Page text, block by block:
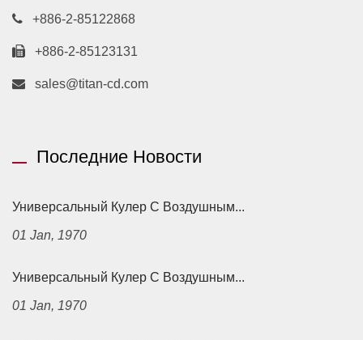
+886-2-85122868
+886-2-85123131
sales@titan-cd.com
Последние Новости
Универсальный Кулер С Воздушным...
01 Jan, 1970
Универсальный Кулер С Воздушным...
01 Jan, 1970